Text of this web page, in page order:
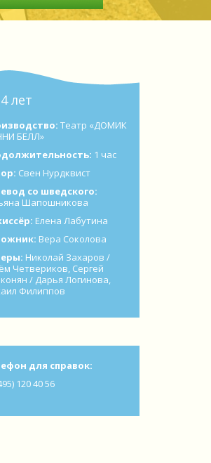
лет
Театр «ДОМИК
БЕЛЛ»
1 час
Свен Нурдквист
со шведского:
Шапошникова
Елена Лабутина
Вера Соколова
Николай Захаров /
Четвериков, Сергей
/ Дарья Логинова,
Филиппов
для справок:
120 40 56